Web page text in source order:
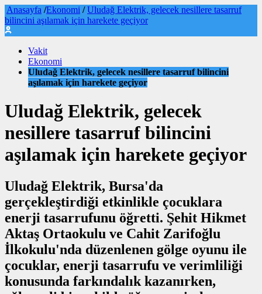
Anasayfa /Ekonomi / Uludağ Elektrik, gelecek nesillere tasarruf
bilincini aşılamak için harekete geçiyor
Vakit
Ekonomi
Uludağ Elektrik, gelecek nesillere tasarruf bilincini
aşılamak için harekete geçiyor
Uludağ Elektrik, gelecek
nesillere tasarruf bilincini
aşılamak için harekete geçiyor
Uludağ Elektrik, Bursa'da
gerçekleştirdiği etkinlikle çocuklara
enerji tasarrufunu öğretti. Şehit Hikmet
Aktaş Ortaokulu ve Cahit Zarifoğlu
İlkokulu'nda düzenlenen gölge oyunu ile
çocuklar, enerji tasarrufu ve verimliliği
konusunda farkındalık kazanırken,